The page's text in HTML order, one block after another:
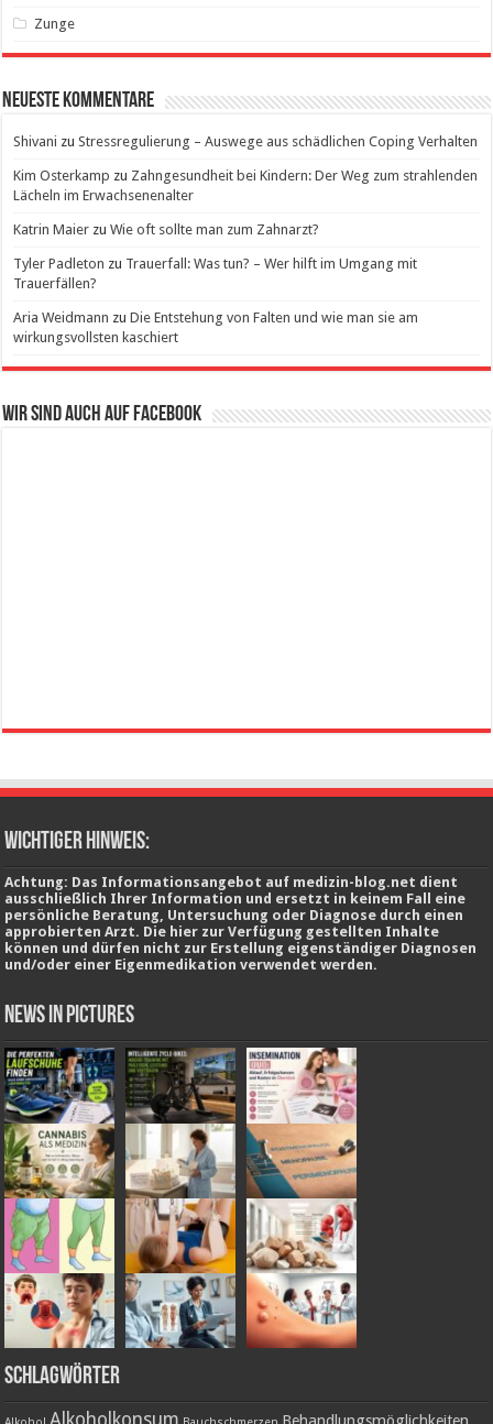
Zunge
Neueste Kommentare
Shivani zuStressregulierung – Auswege aus schädlichen Coping Verhalten
Kim Osterkamp zu Zahngesundheit bei Kindern: Der Weg zum strahlenden
Lächeln im Erwachsenenalter
Katrin Maier zuWie oft sollte man zum Zahnarzt?
Tyler Padleton zu Trauerfall: Was tun? – Wer hilft im Umgang mit
Trauerfällen?
Aria Weidmann zuDie Entstehung von Falten und wie man sie am
wirkungsvollsten kaschiert
Wir sind auch auf Facebook
wichtiger Hinweis:
Achtung: Das Informationsangebot auf medizin-blog.net dient
ausschließlich Ihrer Information und ersetzt in keinem Fall eine
persönliche Beratung, Untersuchung oder Diagnose durch einen
approbierten Arzt. Die hier zur Verfügung gestellten Inhalte
können und dürfen nicht zur Erstellung eigenständiger Diagnosen
und/oder einer Eigenmedikation verwendet werden.
News in Pictures
Schlagwörter